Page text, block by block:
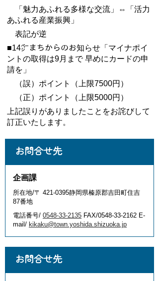
「魅力あふれる多様な交流」⇔「活力
あふれる産業振興」
表記が逆
■14㌻まちからのお知らせ「マイナポイ
ントの取得は9月まで 早めにカードの申
請を」
（誤）ポイント（上限7500円）
（正）ポイント（上限5000円）
上記誤りがありましたことをお詫びして
訂正いたします。
お問合せ先
企画課
所在地/〒 421-0395静岡県榛原郡吉田町住吉
87番地
電話番号/ 0548-33-2135 FAX/0548-33-2162 E-
mail/ kikaku@town.yoshida.shizuoka.jp
お問合せ先